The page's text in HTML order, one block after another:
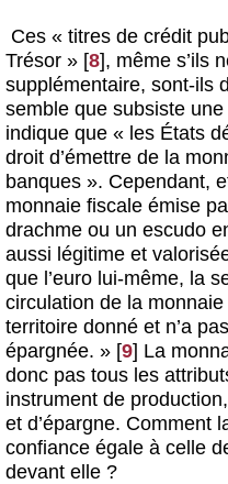
Ces « titres de crédit
Trésor » [8], même s’ils
supplémentaire, sont-ils
semble que subsiste
indique que « les États
droit d’émettre de la
banques ». Cependant,
monnaie fiscale émise
drachme ou un escudo
aussi légitime et
que l’euro lui-même, la
circulation de la
territoire donné et n’a
épargnée. » [9] La
donc pas tous les
instrument de
et d’épargne. Comment
confiance égale à celle
devant elle ?